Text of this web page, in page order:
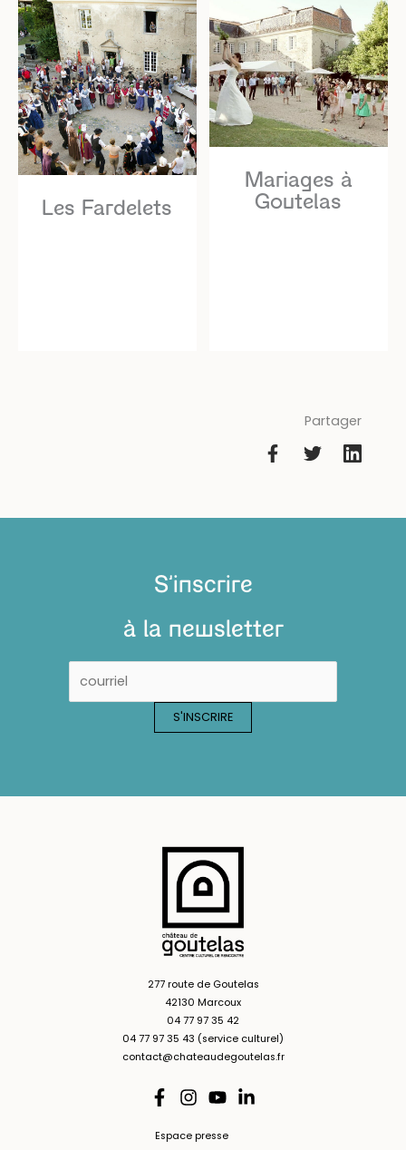
Les Fardelets
Mariages à
Goutelas
Partager
S'inscrire
à la newsletter
277 route de Goutelas
42130 Marcoux
04 77 97 35 42
04 77 97 35 43 (service culturel)
contact@chateaudegoutelas.fr
Espace presse